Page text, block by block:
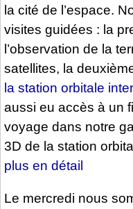
la cité de l’espace.
visites guidées : la
l’observation de la
satellites, la
la station orbitale
aussi eu accès à un
voyage dans notre
3D de la station
plus en détail
Le mercredi nous